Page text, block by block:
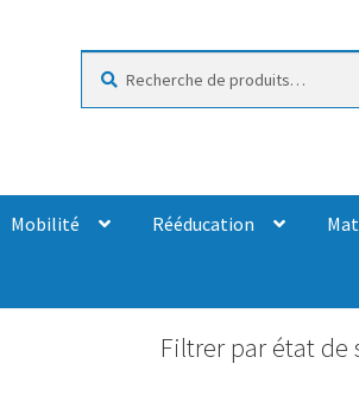
Mobilité Rééducation
Filtrer par état de